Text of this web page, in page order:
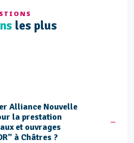
les plus
Alliance Nouvelle
la prestation
et ouvrages
à Châtres ?